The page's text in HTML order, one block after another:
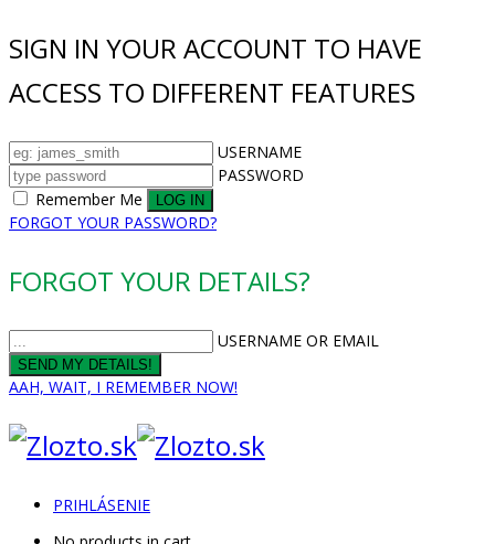
SIGN IN YOUR ACCOUNT TO HAVE
ACCESS TO DIFFERENT FEATURES
USERNAME
PASSWORD
Remember Me
FORGOT YOUR PASSWORD?
FORGOT YOUR DETAILS?
USERNAME OR EMAIL
AAH, WAIT, I REMEMBER NOW!
PRIHLÁSENIE